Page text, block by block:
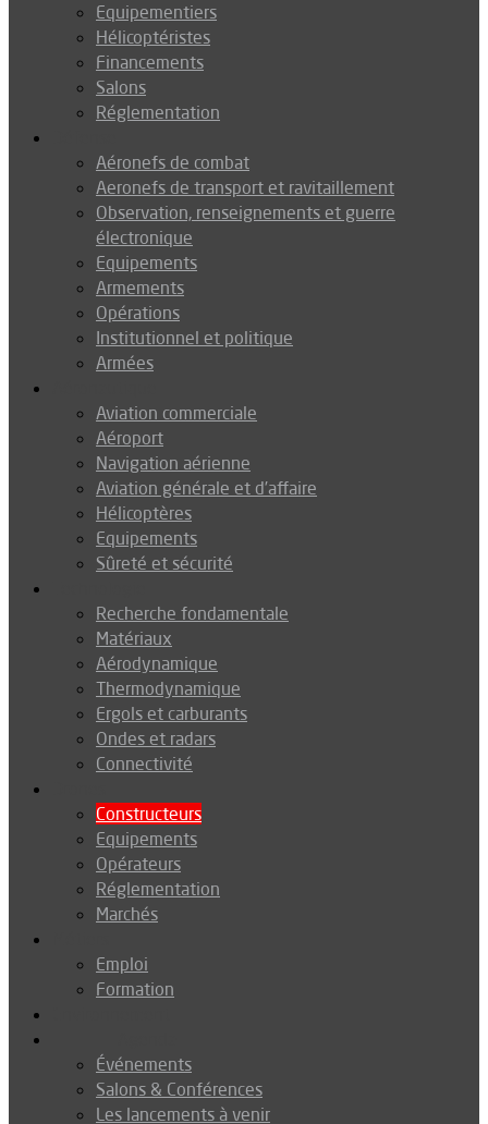
Equipementiers
Hélicoptéristes
Financements
Salons
Réglementation
Aéronefs de combat
Aeronefs de transport et ravitaillement
Observation, renseignements et guerre
électronique
Equipements
Armements
Opérations
Institutionnel et politique
Armées
Aviation commerciale
Aéroport
Navigation aérienne
Aviation générale et d’affaire
Hélicoptères
Equipements
Sûreté et sécurité
Recherche fondamentale
Matériaux
Aérodynamique
Thermodynamique
Ergols et carburants
Ondes et radars
Connectivité
Constructeurs
Equipements
Opérateurs
Réglementation
Marchés
Emploi
Formation
Événements
Salons & Conférences
Les lancements à venir